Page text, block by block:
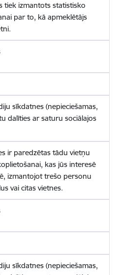
tiek izmantots statistisko
par to, kā apmeklētājs
sīkdatnes (nepieciešamas,
dalīties ar saturu sociālajos
ir paredzētas tādu vietņu
kas jūs interesē
izmantojot trešo personu
vai citas vietnes.
sīkdatnes (nepieciešamas,